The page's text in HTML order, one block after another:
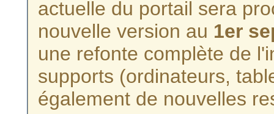
actuelle du portail sera
nouvelle version au 1er
une refonte complète de
supports (ordinateurs,
également de nouvelles